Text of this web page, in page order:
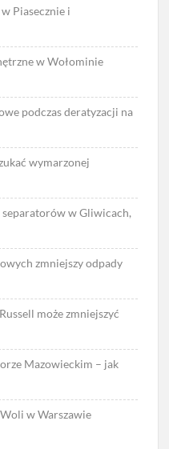
Piasecznie i
w Wołominie
podczas deratyzacji na
wymarzonej
separatorów w Gliwicach,
zmniejszy odpady
może zmniejszyć
Mazowieckim – jak
w Warszawie